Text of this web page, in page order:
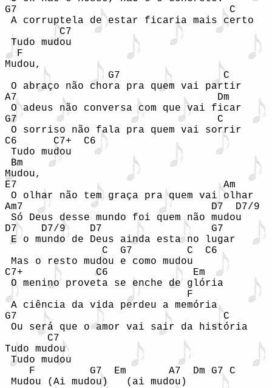
G7                                   C
A corruptela de estar ficaria mais certo
         C7
Tudo mudou
  F
Mudou,
                 G7                 C
O abraço não chora pra quem vai partir
A7                                 Dm
O adeus não conversa com que vai ficar
G7                                 C
O sorriso não fala pra quem vai sorrir
C6      C7+  C6
Tudo mudou
Bm
Mudou,
E7                                  Am
O olhar não tem graça pra quem vai olhar
Am7                               D7  D7/9
Só Deus desse mundo foi quem não mudou
D7    D7/9    D7                  G7
E o mundo de Deus ainda esta no lugar
                C  G7         C  C6
Mas o resto mudou e como mudou
C7+            C6              Em
O menino proveta se enche de glória
                              F
A ciência da vida perdeu a memória
G7                                  C
Ou será que o amor vai sair da história
       C7
Tudo mudou
Tudo mudou
    F         G7  Em       A7  Dm G7 C
Mudou (Ai mudou)   (ai mudou)